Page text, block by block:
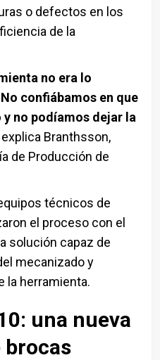
o defectos en los
de la
no era lo
confiábamos en que
no podíamos dejar la
explica Branthsson,
de Producción de
técnicos de
el proceso con el
solución capaz de
mecanizado y
la herramienta.
una nueva
brocas